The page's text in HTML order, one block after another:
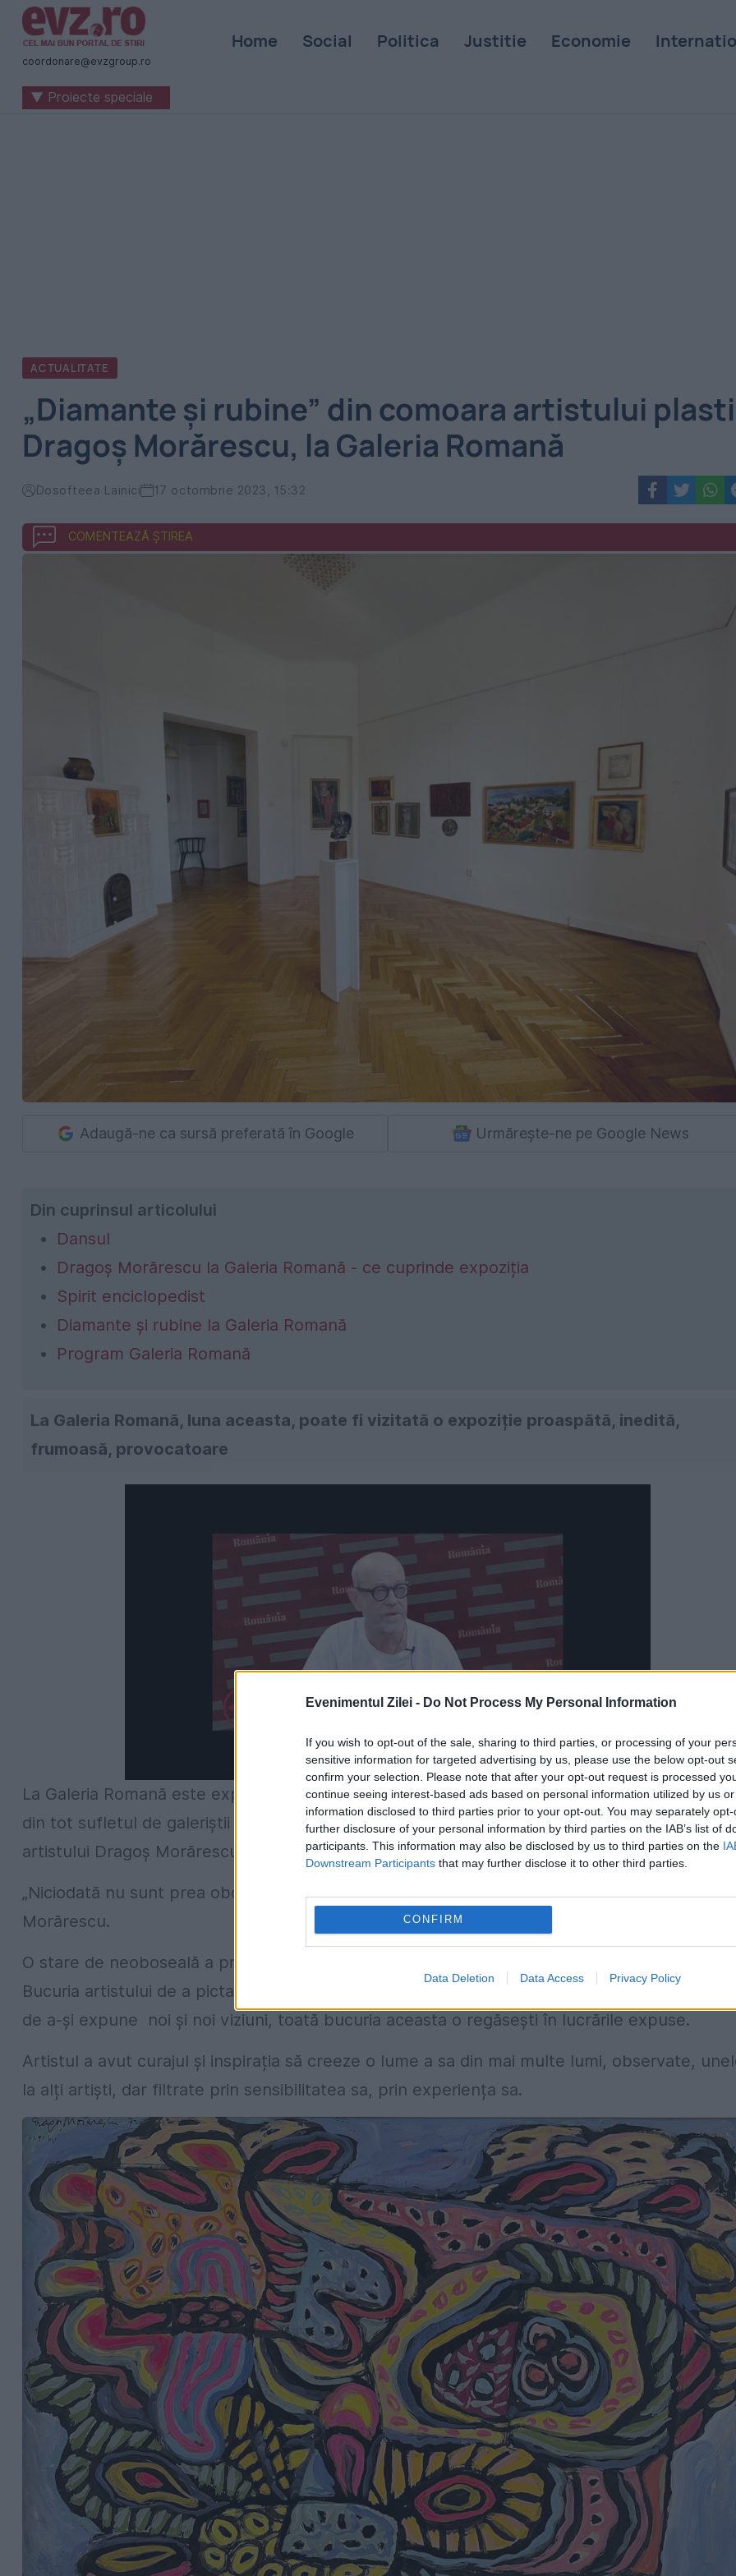
Evenimentul Zilei - Do Not Process My Personal Information
If you wish to opt-out of the sale, sharing to third parties, or processing of your
sensitive information for targeted advertising by us, please use the below opt-out
confirm your selection. Please note that after your opt-out request is processed
continue seeing interest-based ads based on personal information utilized by us
information disclosed to third parties prior to your opt-out. You may separately
further disclosure of your personal information by third parties on the IAB’s list of
participants. This information may also be disclosed by us to third parties on the
Downstream Participants that may further disclose it to other third parties.
CONFIRM
Data Deletion Data Access Privacy Policy
Știri
naționale
internaționale
coordonare@evzgroup.ro
Home Social Politica Justitie Economie
▼ Proiecte speciale
ACTUALITATE
„Diamante și rubine” din comoara artistului
Dragoș Morărescu, la Galeria Romană
Dosofteea Lainici 17 octombrie 2023, 15:32
COMENTEAZĂ ȘTIREA
Adaugă-ne ca sursă preferată în Google Urmărește-ne pe Google News
Din cuprinsul articolului
Dansul
Dragoș Morărescu la Galeria Romană - ce cuprinde expoziția
Spirit enciclopedist
Diamante și rubine la Galeria Romană
Program Galeria Romană
La Galeria Romană, luna aceasta, poate fi vizitată o expoziție proaspătă, inedită,
frumoasă, provocatoare
La Galeria Romană este expoziția-poveste, expoziția-mărturie, expoziția-omagiu, organizată
din tot sufletul de galeriștii Emil Ene și Monica Andronic pentru a sărbători centenarul
artistului Dragoș Morărescu (6 octombrie 1923).
„Niciodată nu sunt prea obosit pentru a reîncepe”. Cuvintele îi aparțin artistului Dragoș
Morărescu.
O stare de neoboseală a privirii, a contemplării îți creează și expoziția de la Galeria Romană.
Bucuria artistului de a picta, bucuria de a sculpta, de a desena, de a încerca noi și noi
de a-și expune noi și noi viziuni, toată bucuria aceasta o regăsești în lucrările expuse.
Artistul a avut curajul și inspirația să creeze o lume a sa din mai multe lumi, observate,
la alți artiști, dar filtrate prin sensibilitatea sa, prin experiența sa.